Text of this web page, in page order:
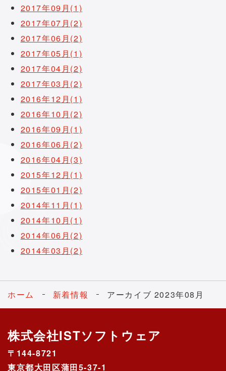
2017年09月(1)
2017年07月(2)
2017年06月(2)
2017年05月(1)
2017年04月(2)
2017年03月(2)
2016年12月(1)
2016年10月(2)
2016年09月(1)
2016年06月(2)
2016年04月(3)
2015年12月(1)
2015年01月(2)
2014年11月(1)
2014年10月(1)
2014年06月(2)
2014年03月(2)
ホーム 新着情報 アーカイブ 2023年08月
株式会社ISTソフトウェア
〒144-8721
東京都大田区蒲田5-37-1